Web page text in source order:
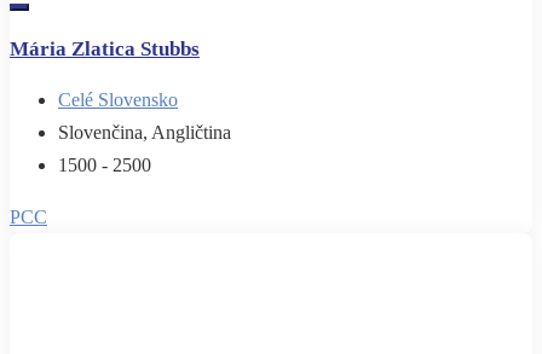
Mária Zlatica Stubbs
Celé Slovensko
Slovenčina, Angličtina
1500 - 2500
PCC